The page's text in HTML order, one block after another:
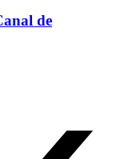
de